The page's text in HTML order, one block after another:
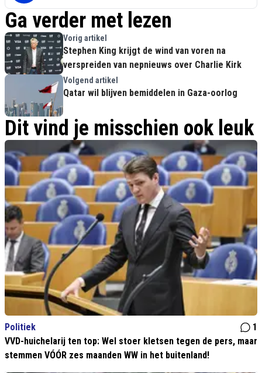
Ga verder met lezen
Vorig artikel
Stephen King krijgt de wind van voren na
verspreiden van nepnieuws over Charlie Kirk
Volgend artikel
Qatar wil blijven bemiddelen in Gaza-oorlog
Dit vind je misschien ook leuk
Politiek
1
VVD-huichelarij ten top: Wel stoer kletsen tegen de pers, maar
stemmen VÓÓR zes maanden WW in het buitenland!